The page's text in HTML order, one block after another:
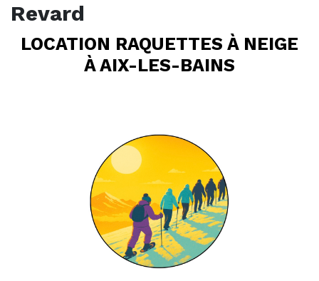
Revard
LOCATION RAQUETTES À NEIGE
À AIX-LES-BAINS